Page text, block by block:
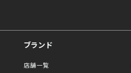
ブランド
店舗一覧